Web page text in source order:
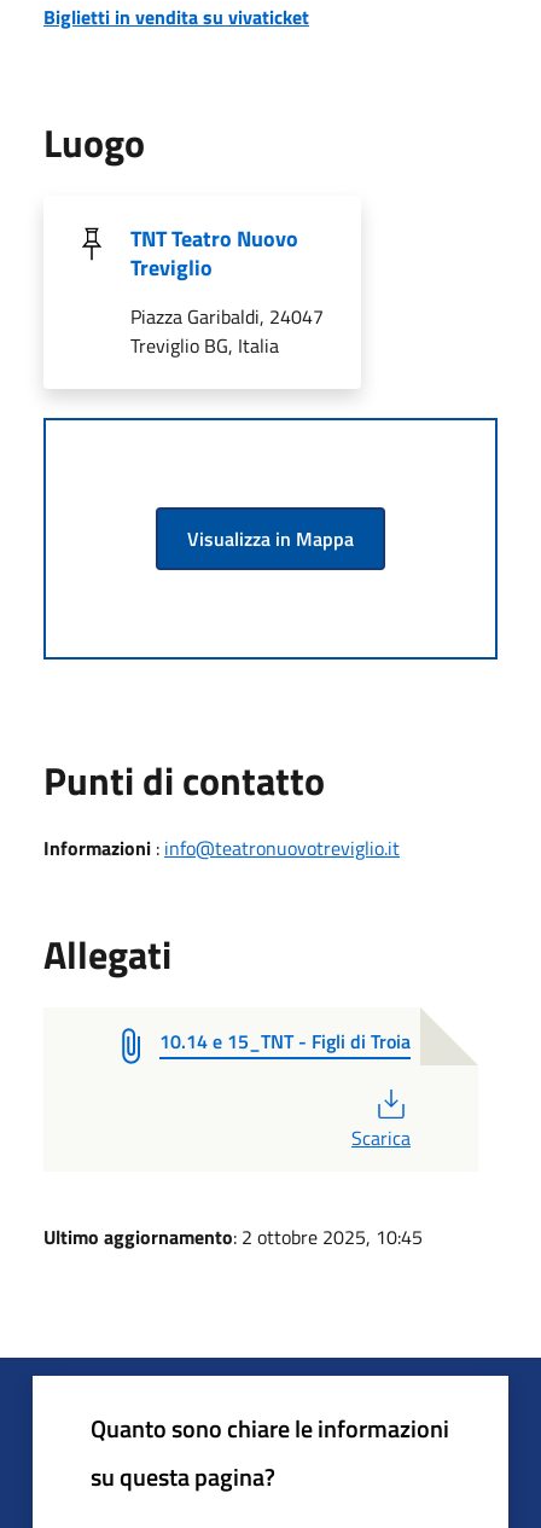
Biglietti in vendita su vivaticket
Luogo
TNT Teatro Nuovo
Treviglio
Piazza Garibaldi, 24047
Treviglio BG, Italia
Visualizza in Mappa
Punti di contatto
Informazioni : info@teatronuovotreviglio.it
Allegati
10.14 e 15_TNT - Figli di Troia
Scarica
Ultimo aggiornamento: 2 ottobre 2025, 10:45
Quanto sono chiare le informazioni
su questa pagina?